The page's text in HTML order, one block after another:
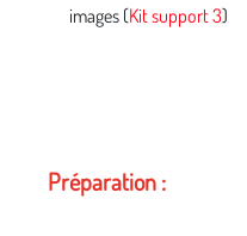
images (Kit support 3)
Préparation :